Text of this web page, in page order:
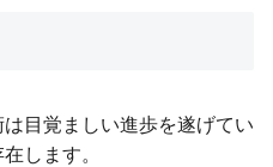
目覚ましい進歩を遂げてい
します。